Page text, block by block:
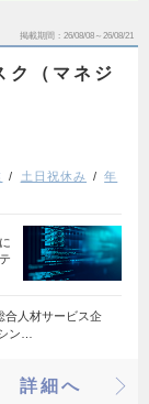
掲載期間 26/08/08～26/08/21
ク（マネジ
土日祝休み
年
合人材サービス企
ン…
詳細へ